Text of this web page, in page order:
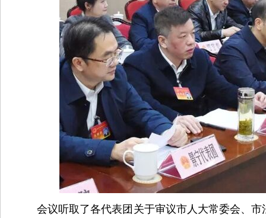
会议听取了各代表团关于审议市人大常委会、